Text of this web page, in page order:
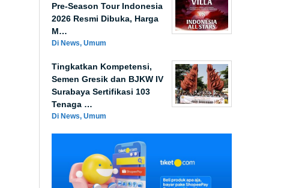
Pre-Season Tour Indonesia
2026 Resmi Dibuka, Harga
M…
Di News, Umum
Tingkatkan Kompetensi,
Semen Gresik dan BJKW IV
Surabaya Sertifikasi 103
Tenaga …
Di News, Umum